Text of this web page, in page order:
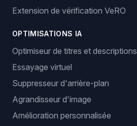
Extension de vérification VeRO
OPTIMISATIONS IA
Optimiseur de titres et descriptions
Essayage virtuel
Suppresseur d'arrière-plan
Agrandisseur d'image
Amélioration personnalisée